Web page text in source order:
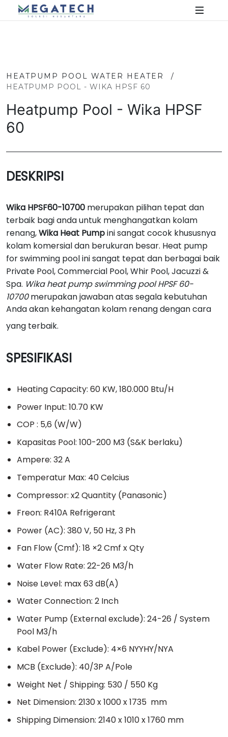
HEATPUMP POOL WATER HEATER
/
HEATPUMP POOL - WIKA HPSF 60
Heatpump Pool - Wika HPSF
60
DESKRIPSI
Wika HPSF60-10700 merupakan pilihan tepat dan
terbaik bagi anda untuk menghangatkan kolam
renang,Wika Heat Pumpini sangat cocok khususnya
kolam komersial dan berukuran besar. Heat pump
forswimming poolini sangat tepat dan berbagai baik
Private Pool, Commercial Pool, Whir Pool, Jacuzzi &
Spa. Wika heat pump swimming pool HPSF 60-
10700merupakan jawaban atas segala kebutuhan
Anda akan kehangatan kolam renang dengan cara
yang terbaik.
SPESIFIKASI
Heating Capacity: 60 KW, 180.000 Btu/H
Power Input: 10.70 KW
COP : 5,6 (W/W)
Kapasitas Pool: 100-200 M3 (S&K berlaku)
Ampere: 32 A
Temperatur Max: 40 Celcius
Compressor: x2 Quantity (Panasonic)
Freon: R410A Refrigerant
Power (AC): 380 V, 50 Hz, 3 Ph
Fan Flow (Cmf): 18 ×2 Cmf x Qty
Water Flow Rate: 22-26 M3/h
Noise Level: max 63 dB(A)
Water Connection: 2 Inch
Water Pump (External exclude): 24-26 / System
Pool M3/h
Kabel Power (Exclude): 4×6 NYYHY/NYA
MCB (Exclude): 40/3P A/Pole
Weight Net / Shipping: 530 / 550 Kg
Net Dimension: 2130 x 1000 x 1735 mm
Shipping Dimension: 2140 x 1010 x 1760 mm